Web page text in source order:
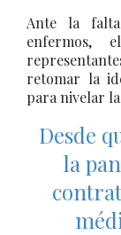
Ante la
enfermos,
retomar la
para nivelar
Desde
la